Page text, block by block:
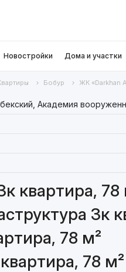
Новостройки Дома и участки
Бобур ЖК «Darkhan
Академия
квартира, 78
3к
78 м²
78 м²